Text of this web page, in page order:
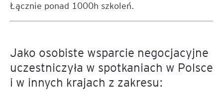
Łącznie ponad 1000h szkoleń.
Jako osobiste wsparcie negocjacyjne
uczestniczyła w spotkaniach w Polsce
i w innych krajach z zakresu: